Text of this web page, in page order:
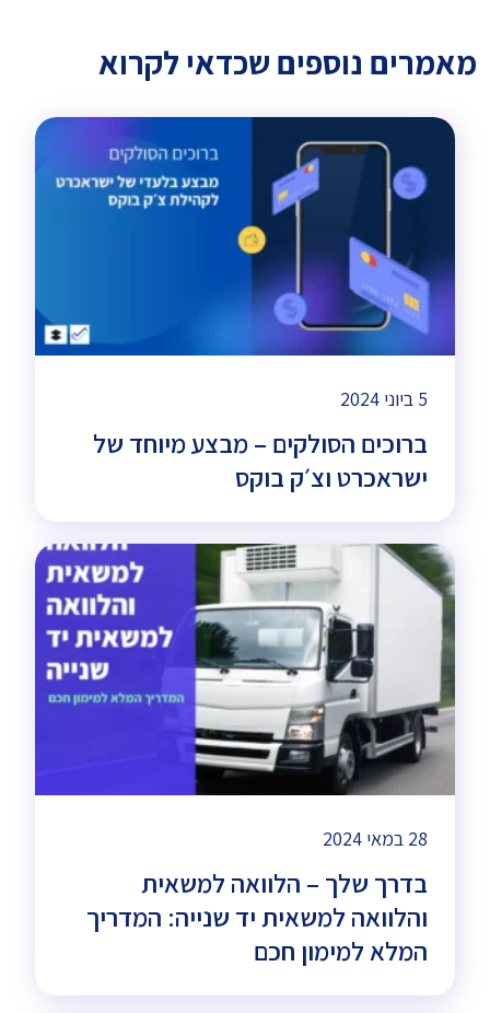
מאמרים נוספים שכדאי לקרוא
ברוכים הסולקים – מבצע מיוחד של
ישראכרט וצ׳ק בוקס
5 ביוני 2024
בדרך שלך – הלוואה למשאית
והלוואה למשאית יד שנייה: המדריך
המלא למימון חכם
28 במאי 2024